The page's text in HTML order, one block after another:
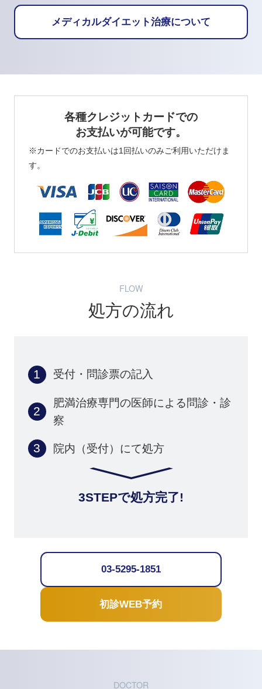
メディカルダイエット治療について
各種クレジットカードでの
お支払いが可能です。
※カードでのお支払いは1回払いのみご利用いただけま
す。
FLOW
処方の流れ
受付・問診票の記入
肥満治療専門の医師による問診・診
察
院内（受付）にて処方
3STEPで処方完了!
03-5295-1851
初診WEB予約
DOCTOR